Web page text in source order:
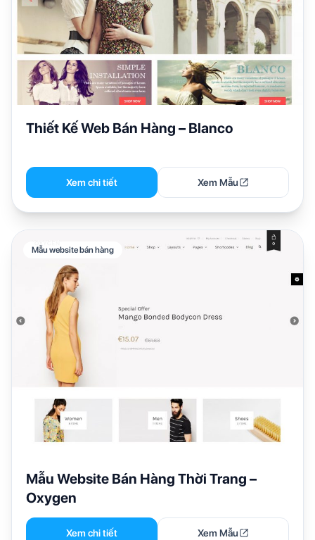
Thiết Kế Web Bán Hàng – Blanco
Xem chi tiết Xem Mẫu
Mẫu website bán hàng
Mẫu Website Bán Hàng Thời Trang –
Oxygen
Xem chi tiết Xem Mẫu